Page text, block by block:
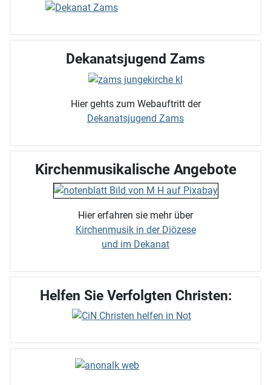
Dekanatsjugend Zams
Hier gehts zum Webauftritt der
Dekanatsjugend Zams
Kirchenmusikalische Angebote
Hier erfahren sie mehr über
Kirchenmusik in der Diözese
und im Dekanat
Helfen Sie Verfolgten Christen: